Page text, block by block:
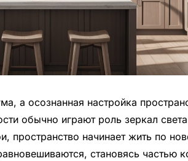
а осознанная настройка
обычно играют роль зеркал
пространство начинает жить по
становясь частью